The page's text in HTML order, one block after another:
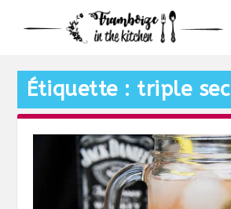
Étiquette : triple sec